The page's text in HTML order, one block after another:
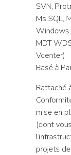
SVN,
Ms SQL,
Windows
MDT
Vcenter)
Basé à
Rattaché
mise en
(dont
projets